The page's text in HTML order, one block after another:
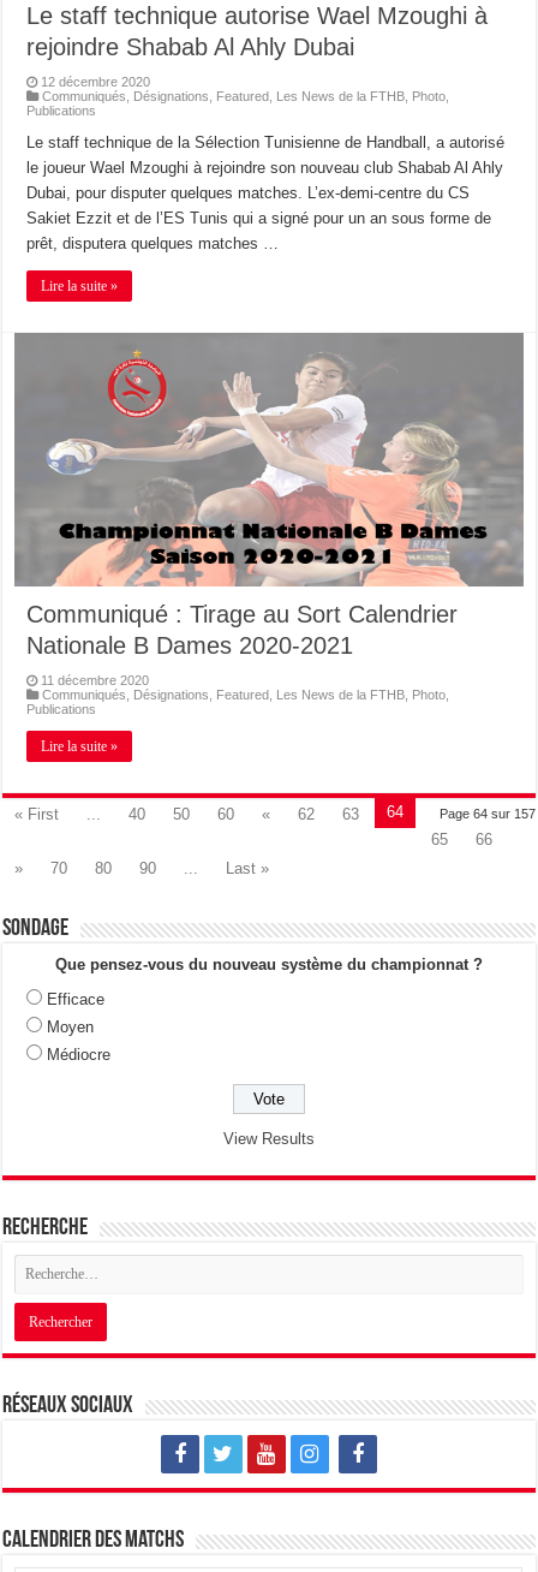
Le staff technique autorise Wael Mzoughi à
rejoindre Shabab Al Ahly Dubai
12 décembre 2020
Communiqués
Désignations Featured Les News de la FTHB Photo
Publications
Le staff technique de la Sélection Tunisienne de Handball, a autorisé
le joueur Wael Mzoughi à rejoindre son nouveau club Shabab Al Ahly
Dubai, pour disputer quelques matches. L’ex-demi-centre du CS
Sakiet Ezzit et de l’ES Tunis qui a signé pour un an sous forme de
prêt, disputera quelques matches …
Lire la suite »
Communiqué : Tirage au Sort Calendrier
Nationale B Dames 2020-2021
11 décembre 2020
Communiqués
Désignations Featured Les News de la FTHB Photo
Publications
Lire la suite »
Page 64 sur 157
« First ... 40 50 60 « 62 63
64
65
66
»
70 80 90 ... Last »
Sondage
Que pensez-vous du nouveau système du championnat ?
Efficace
Moyen
Médiocre
View Results
Recherche
Réseaux sociaux
Calendrier des matchs